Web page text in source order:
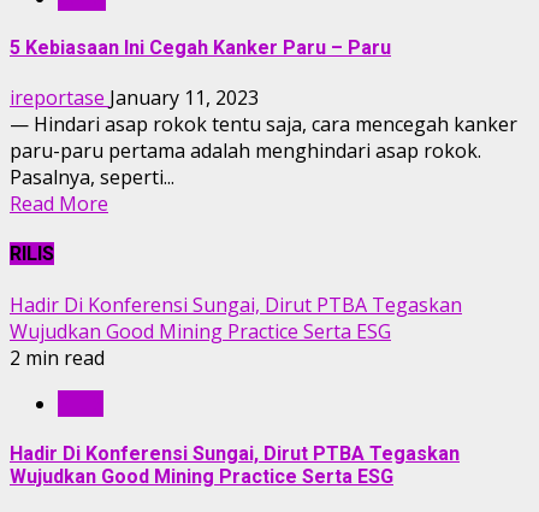
5 Kebiasaan Ini Cegah Kanker Paru – Paru
ireportase January 11, 2023
— Hindari asap rokok tentu saja, cara mencegah kanker
paru-paru pertama adalah menghindari asap rokok.
Pasalnya, seperti...
Read More
RILIS
Hadir Di Konferensi Sungai, Dirut PTBA Tegaskan
Wujudkan Good Mining Practice Serta ESG
2 min read
Hadir Di Konferensi Sungai, Dirut PTBA Tegaskan
Wujudkan Good Mining Practice Serta ESG